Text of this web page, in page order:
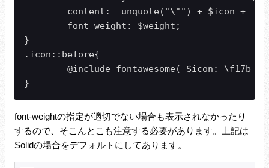
}
.icon::before{
}
font-weightの指定が適切でない場合も表示されなかったり
するので、そこんとこも注意する必要があります。上記は
Solidの場合をデフォルトにしてあります。